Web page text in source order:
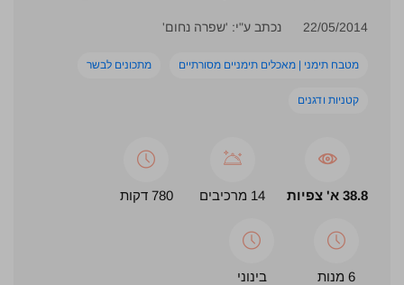
22/05/2014 נכתב ע"י: 'שפרה נחום'
מטבח תימני | מאכלים תימניים מסורתיים מתכונים לבשר
קטניות ודגנים
38.8 א' צפיות 14 מרכיבים 780 דקות
6 מנות בינוני